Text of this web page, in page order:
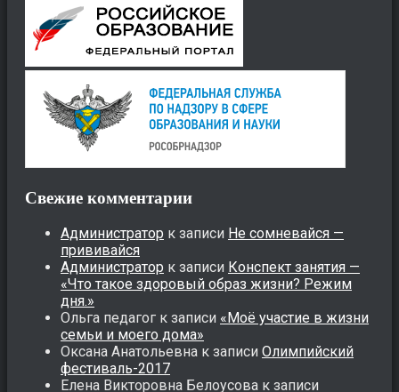
Свежие комментарии
Администратор к записи Не сомневайся —
прививайся
Администратор к записи Конспект занятия —
«Что такое здоровый образ жизни? Режим
дня.»
Ольга педагог к записи «Моё участие в жизни
семьи и моего дома»
Оксана Анатольевна к записи Олимпийский
фестиваль-2017
Елена Викторовна Белоусова к записи